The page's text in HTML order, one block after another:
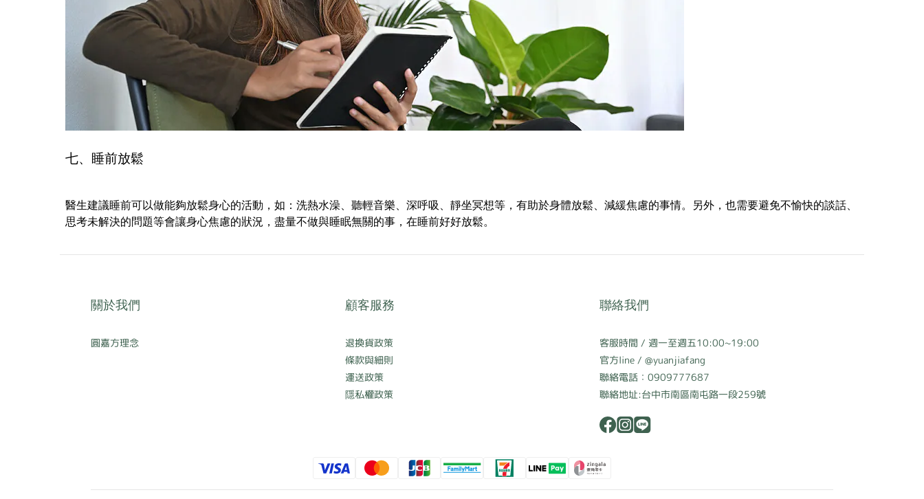
七、睡前放鬆
醫生建議睡前可以做能夠放鬆身心的活動，如：洗熱水澡、聽輕音樂、深呼吸、靜坐冥想等，有助於身體放鬆、減緩焦慮的事情。另外，也需要避免不愉快的談話、
思考未解決的問題等會讓身心焦慮的狀況，盡量不做與睡眠無關的事，在睡前好好放鬆。
關於我們
圓嘉方理念
顧客服務
退換貨政策
條款與細則
運送政策
隱私權政策
聯絡我們
客服時間 / 週一至週五10:00~19:00
官方line / @yuanjiafang
聯絡電話：0909777687
聯絡地址:台中市南區南屯路一段259號